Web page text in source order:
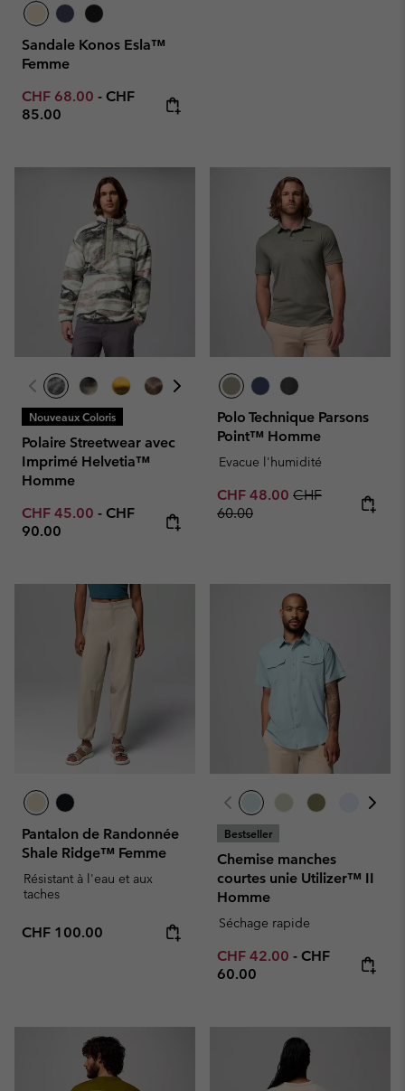
Sandale Konos Esla™
Femme
Minimum sale price:
CHF 68.00 - Maximum price:
CHF
85.00
Nouveaux Coloris
Polaire Streetwear avec
Imprimé Helvetia™
Homme
Minimum sale price:
CHF 45.00 - Maximum price:
CHF
90.00
Polo Technique Parsons
Point™ Homme
Evacue l'humidité
Sale price:
CHF 48.00 Regular price:
CHF
60.00
Pantalon de Randonnée
Shale Ridge™ Femme
Résistant à l'eau et aux
taches
Regular price:
CHF 100.00
Bestseller
Chemise manches
courtes unie Utilizer™ II
Homme
Séchage rapide
Minimum sale price:
CHF 42.00 - Maximum
CHF
60.00